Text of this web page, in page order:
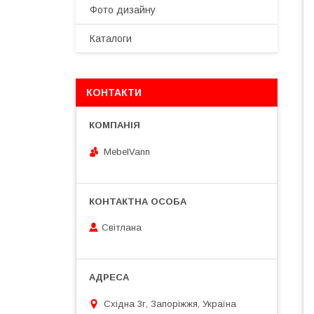
Фото дизайну
Каталоги
КОНТАКТИ
MebelVann
Світлана
Східна 3г, Запоріжжя, Україна